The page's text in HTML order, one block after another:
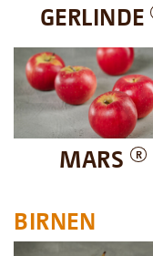
GERLINDE
MARS R
BIRNEN